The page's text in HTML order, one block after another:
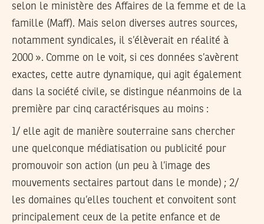
selon le ministère des Affaires de la femme et de la
famille (Maff). Mais selon diverses autres sources,
notamment syndicales, il s’élèverait en réalité à
2000 ». Comme on le voit, si ces données s’avèrent
exactes, cette autre dynamique, qui agit également
dans la société civile, se distingue néanmoins de la
première par cinq caractérisques au moins :
1/ elle agit de manière souterraine sans chercher
une quelconque médiatisation ou publicité pour
promouvoir son action (un peu à l’image des
mouvements sectaires partout dans le monde) ; 2/
les domaines qu’elles touchent et convoitent sont
principalement ceux de la petite enfance et de